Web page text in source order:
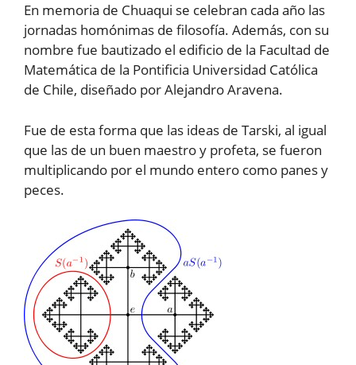
En memoria de Chuaqui se celebran cada año las
jornadas homónimas de filosofía. Además, con su
nombre fue bautizado el edificio de la Facultad de
Matemática de la Pontificia Universidad Católica
de Chile, diseñado por Alejandro Aravena.
Fue de esta forma que las ideas de Tarski, al igual
que las de un buen maestro y profeta, se fueron
multiplicando por el mundo entero como panes y
peces.